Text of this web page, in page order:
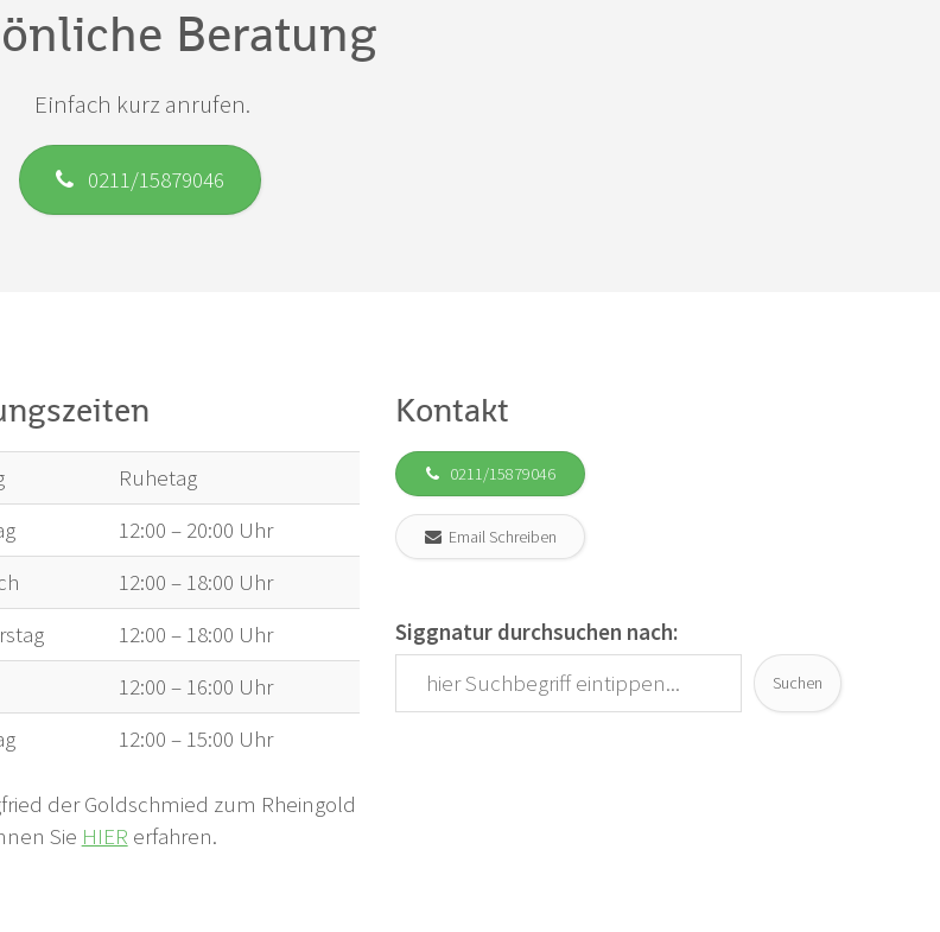
Beratung
Einfach kurz anrufen.
0211/15879046
Ruhetag
12:00 – 20:00 Uhr
12:00 – 18:00 Uhr
12:00 – 18:00 Uhr
12:00 – 16:00 Uhr
12:00 – 15:00 Uhr
der Goldschmied zum Rheingold
Sie HIER erfahren.
Kontakt
0211/15879046
Email Schreiben
Siggnatur durchsuchen nach:
Suchen